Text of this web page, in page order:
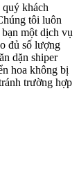
khách
tôi luôn
một dịch vụ
đủ số lượng
dặn shiper
hoa không bị
trường hợp